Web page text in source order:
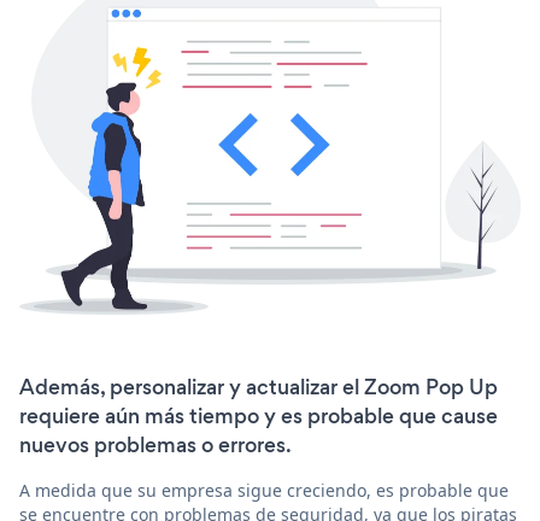
Además, personalizar y actualizar el Zoom Pop Up
requiere aún más tiempo y es probable que cause
nuevos problemas o errores.
A medida que su empresa sigue creciendo, es probable que
se encuentre con problemas de seguridad, ya que los piratas